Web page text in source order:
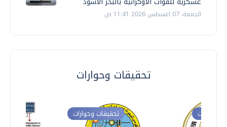
الجمعة، 07 اغسطس 2026 11:41 ص
تحقيقات وحوارات
تحقيقات وحوارات وحوارات